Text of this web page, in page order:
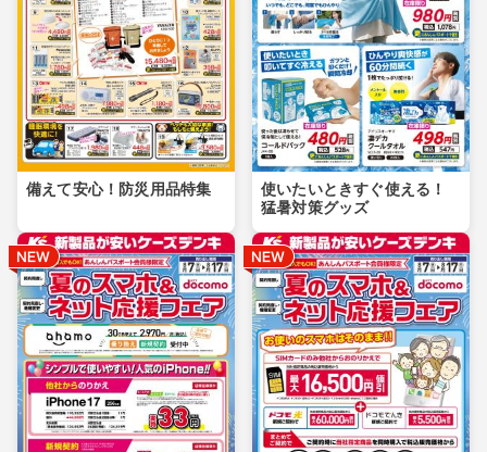
備えて安心！防災用品特集
使いたいときすぐ使える！
猛暑対策グッズ